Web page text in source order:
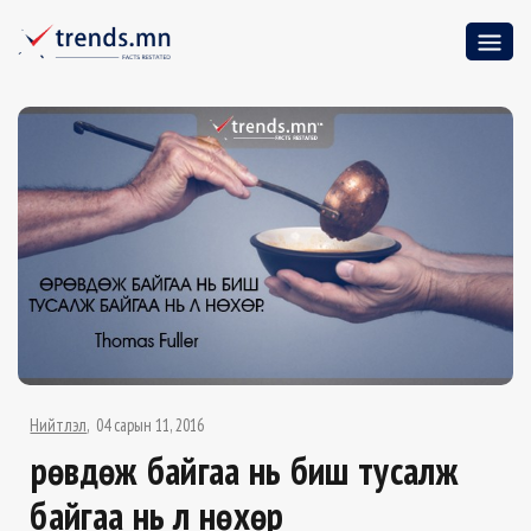
Нийтлэл 04 сарын 11, 2016
Өрөвдөж байгаа нь биш тусалж
байгаа нь л нөхөр